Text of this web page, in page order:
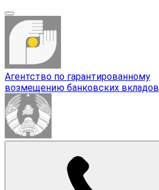
Агентство по гарантированному
возмещению банковских вкладов